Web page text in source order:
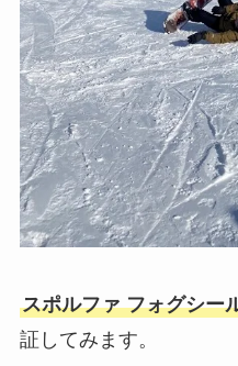
スポルファ フォグシー
証してみます。